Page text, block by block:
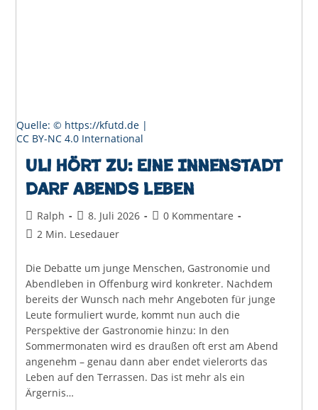
Quelle: © https://kfutd.de |
CC BY-NC 4.0 International
Uli hört zu: Eine Innenstadt
darf abends leben
Beitrags-
Autor:
Ralph
Beitrag
veröffentlicht:
8. Juli 2026
Beitrags-
0 Kommentare
Lesedauer:
2 Min. Lesedauer
Die Debatte um junge Menschen, Gastronomie und
Abendleben in Offenburg wird konkreter. Nachdem
bereits der Wunsch nach mehr Angeboten für junge
Leute formuliert wurde, kommt nun auch die
Perspektive der Gastronomie hinzu: In den
Sommermonaten wird es draußen oft erst am Abend
angenehm – genau dann aber endet vielerorts das
Leben auf den Terrassen. Das ist mehr als ein
Ärgernis…